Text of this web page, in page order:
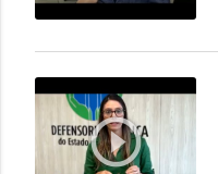
play_circle_outline